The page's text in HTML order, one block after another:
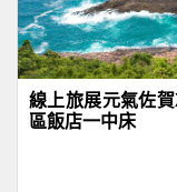
線上旅展元氣佐
區飯店一中床